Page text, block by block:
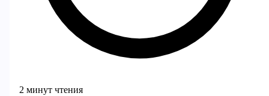
2 минут чтения